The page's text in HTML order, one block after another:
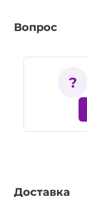
Вопрос
Доставка